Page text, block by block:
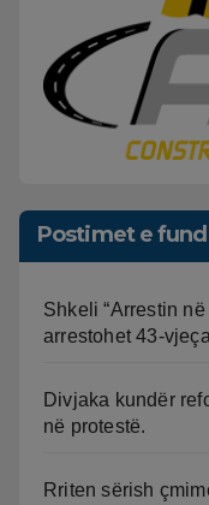
Postimet e
Shkeli “Arrestin
arrestohet 43-
Divjaka kundër
në protestë.
Rriten sërish